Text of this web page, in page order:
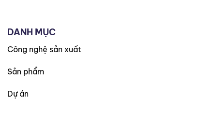
DANH MỤC
Công nghệ sản xuất
Sản phẩm
Dự án